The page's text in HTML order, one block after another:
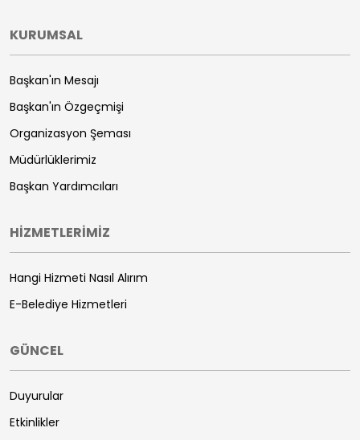
KURUMSAL
Başkan'ın Mesajı
Başkan'ın Özgeçmişi
Organizasyon Şeması
Müdürlüklerimiz
Başkan Yardımcıları
HİZMETLERİMİZ
Hangi Hizmeti Nasıl Alırım
E-Belediye Hizmetleri
GÜNCEL
Duyurular
Etkinlikler